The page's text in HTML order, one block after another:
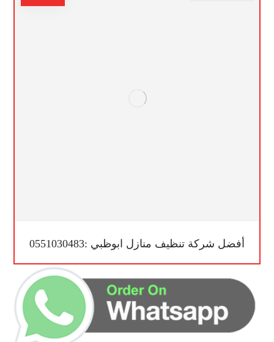
أفضل شركة تنظيف منازل ابوظبي :0551030483